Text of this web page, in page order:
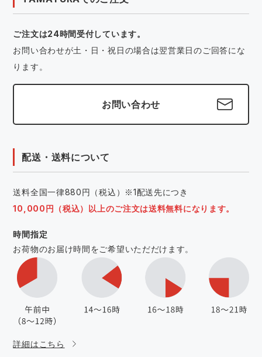
ご注文は24時間受付しています。
お問い合わせが土・日・祝日の場合は翌営業日のご回答にな
ります。
お問い合わせ
配送・送料について
送料全国一律880円（税込）※1配送先につき
10,000円（税込）以上のご注文は送料無料になります。
時間指定
お荷物のお届け時間をご希望いただだけます。
詳細はこちら